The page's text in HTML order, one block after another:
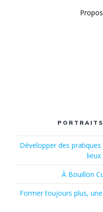
Développer des
À Bouillon
Former toujours plus,